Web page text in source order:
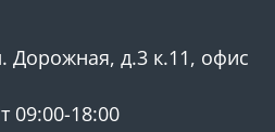
Дорожная, д.3 к.11, офис
09:00-18:00